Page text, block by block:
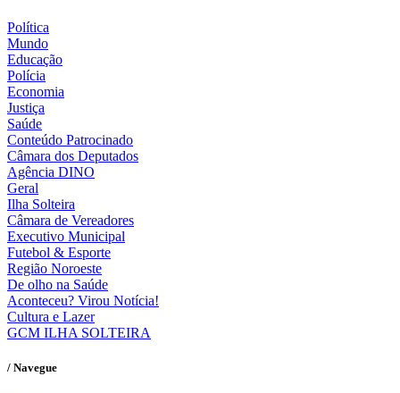
Política
Mundo
Educação
Polícia
Economia
Justiça
Saúde
Conteúdo Patrocinado
Câmara dos Deputados
Agência DINO
Geral
Ilha Solteira
Câmara de Vereadores
Executivo Municipal
Futebol & Esporte
Região Noroeste
De olho na Saúde
Aconteceu? Virou Notícia!
Cultura e Lazer
GCM ILHA SOLTEIRA
/ Navegue